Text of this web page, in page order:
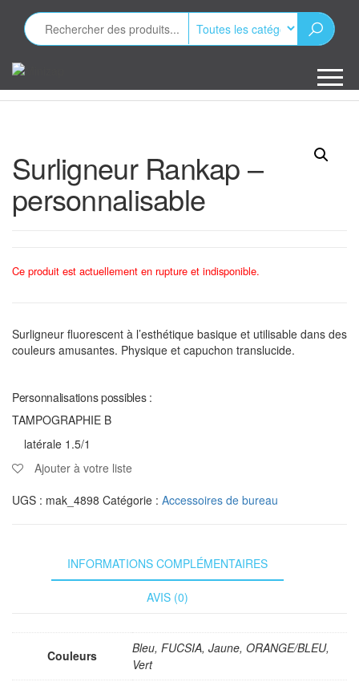
contenu
publicitaires
Surligneur Rankap –
personnalisable
Ce produit est actuellement en rupture et indisponible.
Surligneur fluorescent à l’esthétique basique et utilisable dans des
couleurs amusantes. Physique et capuchon translucide.
Personnalisations possibles :
TAMPOGRAPHIE B
latérale 1.5/1
Ajouter à votre liste
UGS : mak_4898 Catégorie : Accessoires de bureau
INFORMATIONS COMPLÉMENTAIRES
AVIS (0)
Couleurs
Bleu, FUCSIA, Jaune, ORANGE/BLEU,
Vert